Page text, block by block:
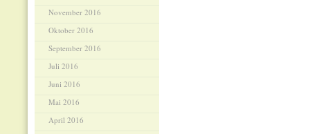
November 2016
Oktober 2016
September 2016
Juli 2016
Juni 2016
Mai 2016
April 2016